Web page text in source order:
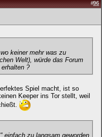
#96
keiner mehr was zu
Welt), würde das Forum
?
Spiel macht, ist so
Keeper ins Tor stellt, weil
einfach zu langsam geworden